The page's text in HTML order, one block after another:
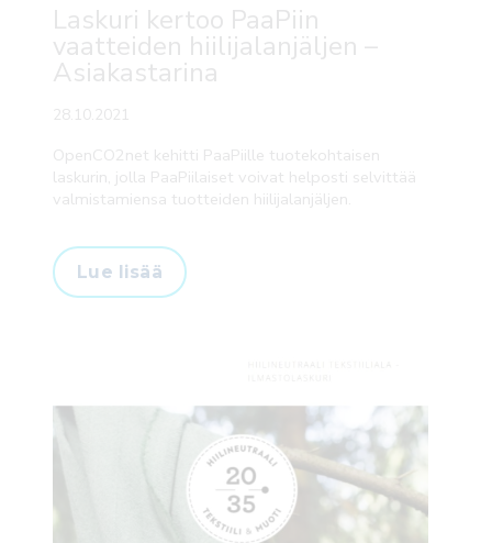
Laskuri kertoo PaaPiin
vaatteiden hiilijalanjäljen –
Asiakastarina
28.10.2021
OpenCO2net kehitti PaaPiille tuotekohtaisen
laskurin, jolla PaaPiilaiset voivat helposti selvittää
valmistamiensa tuotteiden hiilijalanjäljen.
Lue lisää